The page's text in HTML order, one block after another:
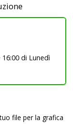
di Lunedì
file per la grafica